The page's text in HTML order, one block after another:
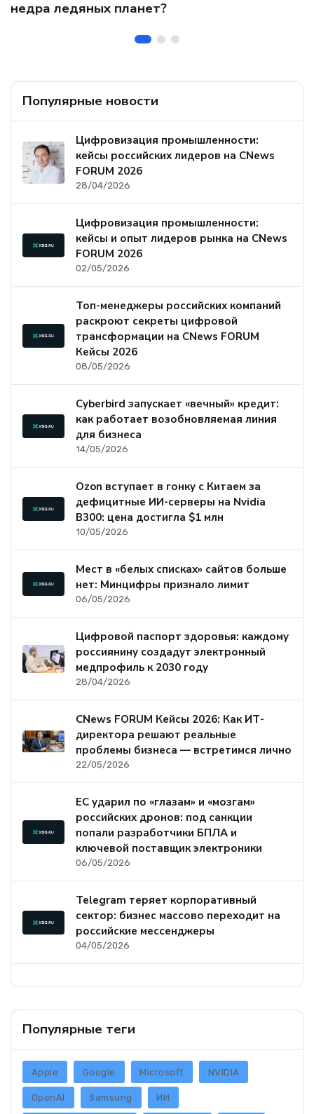
недра ледяных планет?
Популярные новости
Цифровизация промышленности:
кейсы российских лидеров на CNews
FORUM 2026
28/04/2026
Цифровизация промышленности:
кейсы и опыт лидеров рынка на CNews
FORUM 2026
02/05/2026
Топ-менеджеры российских компаний
раскроют секреты цифровой
трансформации на CNews FORUM
Кейсы 2026
08/05/2026
Cyberbird запускает «вечный» кредит:
как работает возобновляемая линия
для бизнеса
14/05/2026
Ozon вступает в гонку с Китаем за
дефицитные ИИ-серверы на Nvidia
B300: цена достигла $1 млн
10/05/2026
Мест в «белых списках» сайтов больше
нет: Минцифры признало лимит
06/05/2026
Цифровой паспорт здоровья: каждому
россиянину создадут электронный
медпрофиль к 2030 году
28/04/2026
CNews FORUM Кейсы 2026: Как ИТ-
директора решают реальные
проблемы бизнеса — встретимся лично
22/05/2026
ЕС ударил по «глазам» и «мозгам»
российских дронов: под санкции
попали разработчики БПЛА и
ключевой поставщик электроники
06/05/2026
Telegram теряет корпоративный
сектор: бизнес массово переходит на
российские мессенджеры
04/05/2026
Популярные теги
Apple Google Microsoft NVIDIA
OpenAI Samsung ИИ